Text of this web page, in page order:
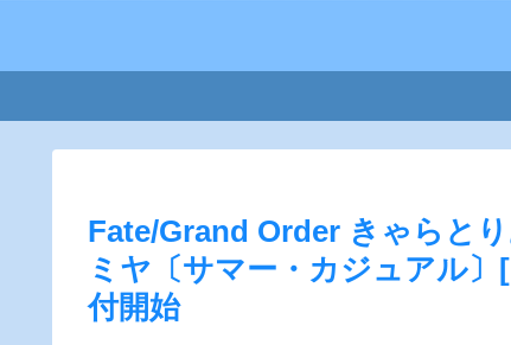
Fate/Grand Order きゃらと
ミヤ〔サマー・カジュアル
付開始